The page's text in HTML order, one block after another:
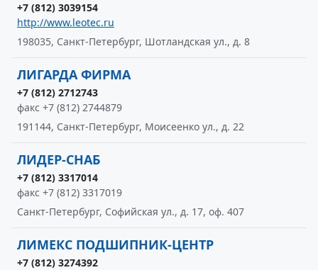
+7 (812) 3039154
http://www.leotec.ru
198035, Санкт-Петербург, Шотландская ул., д. 8
ЛИГАРДА ФИРМА
+7 (812) 2712743
факс +7 (812) 2744879
191144, Санкт-Петербург, Моисеенко ул., д. 22
ЛИДЕР-СНАБ
+7 (812) 3317014
факс +7 (812) 3317019
Санкт-Петербург, Софийская ул., д. 17, оф. 407
ЛИМЕКС ПОДШИПНИК-ЦЕНТР
+7 (812) 3274392